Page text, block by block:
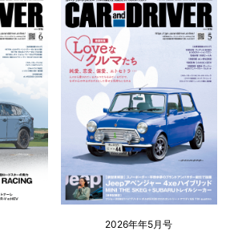
2026年年5月号